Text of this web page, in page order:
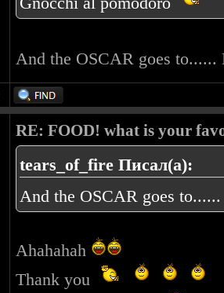
And the OSCAR goes
RE: FOOD! what is your
tears_of_fire Писал(а):
And the OSCAR goes
Ahahahah
Thank you